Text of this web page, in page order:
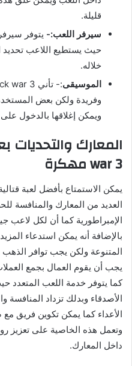
قليلة.
سيرفر اللعب:- يتوفر
حيث يستطيع اللاعب
خلاله.
الموسيقى
وفريدة ولكن بعض
ويمكن إغلاقها بالدخول على
المعارك والتحديات
war3 مهكرة
العديد من المعارك والمنافسة
الإمبراطورية كما أن لكل لاعب
بالإضافة أنه يمكن استدعاء
المتنوعة ولكن يجب توافر
يجب أن يقوم العمال بجمع
كما يتوفر خدمة اللعب المتعدد
الأصدقاء وبدلك تزداد المنافسة
الأعداء كما يمكن تكوين فريق
وتعمل هذه الخاصية على تعزيز
داخل المعارك.